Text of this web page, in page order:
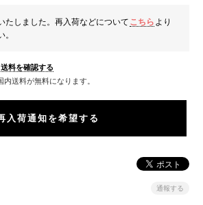
たしました。再入荷などについて こちら より
。
送料を確認する
内送料が無料になります。
入荷通知を希望する
通報する